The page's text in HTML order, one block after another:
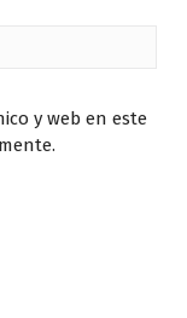
y web en este